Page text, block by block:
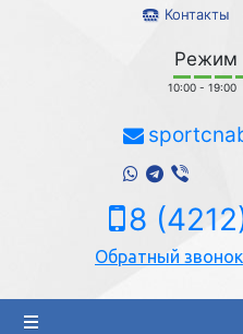
Контакты
Режим
10:00 - 19:00
8
Обратный звонок